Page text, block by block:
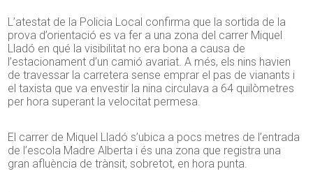
L’atestat de la Policia Local confirma que la sortida de la
prova d’orientació es va fer a una zona del carrer Miquel
Lladó en qué la visibilitat no era bona a causa de
l’estacionament d’un camió avariat. A més, els nins havien
de travessar la carretera sense emprar el pas de vianants i
el taxista que va envestir la nina circulava a 64 quilòmetres
per hora superant la velocitat permesa.
El carrer de Miquel Lladó s’ubica a pocs metres de l’entrada
de l’escola Madre Alberta i és una zona que registra una
gran afluència de trànsit, sobretot, en hora punta.